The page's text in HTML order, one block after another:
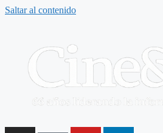
Saltar al contenido